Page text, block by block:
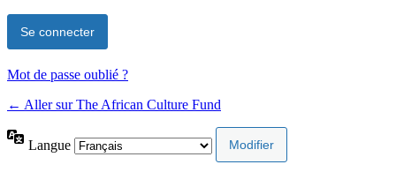
Mot de passe oublié ?
← Aller sur The African Culture Fund
Langue